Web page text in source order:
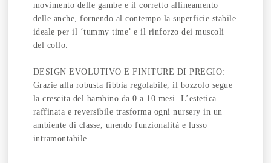
movimento delle gambe e il corretto allineamento
delle anche, fornendo al contempo la superficie stabile
ideale per il ‘tummy time’ e il rinforzo dei muscoli
del collo.
DESIGN EVOLUTIVO E FINITURE DI PREGIO:
Grazie alla robusta fibbia regolabile, il bozzolo segue
la crescita del bambino da 0 a 10 mesi. L’estetica
raffinata e reversibile trasforma ogni nursery in un
ambiente di classe, unendo funzionalità e lusso
intramontabile.